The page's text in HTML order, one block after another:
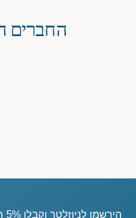
החברים